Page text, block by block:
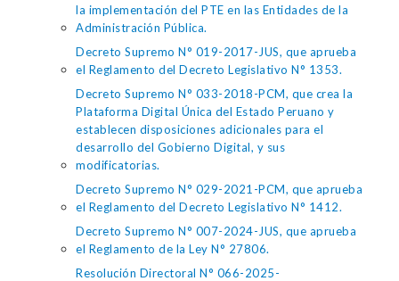
la implementación del PTE en las Entidades de la
Administración Pública.
Decreto Supremo N° 019-2017-JUS, que aprueba
el Reglamento del Decreto Legislativo N° 1353.
Decreto Supremo N° 033-2018-PCM, que crea la
Plataforma Digital Única del Estado Peruano y
establecen disposiciones adicionales para el
desarrollo del Gobierno Digital, y sus
modificatorias.
Decreto Supremo N° 029-2021-PCM, que aprueba
el Reglamento del Decreto Legislativo N° 1412.
Decreto Supremo N° 007-2024-JUS, que aprueba
el Reglamento de la Ley N° 27806.
Resolución Directoral N° 066-2025-